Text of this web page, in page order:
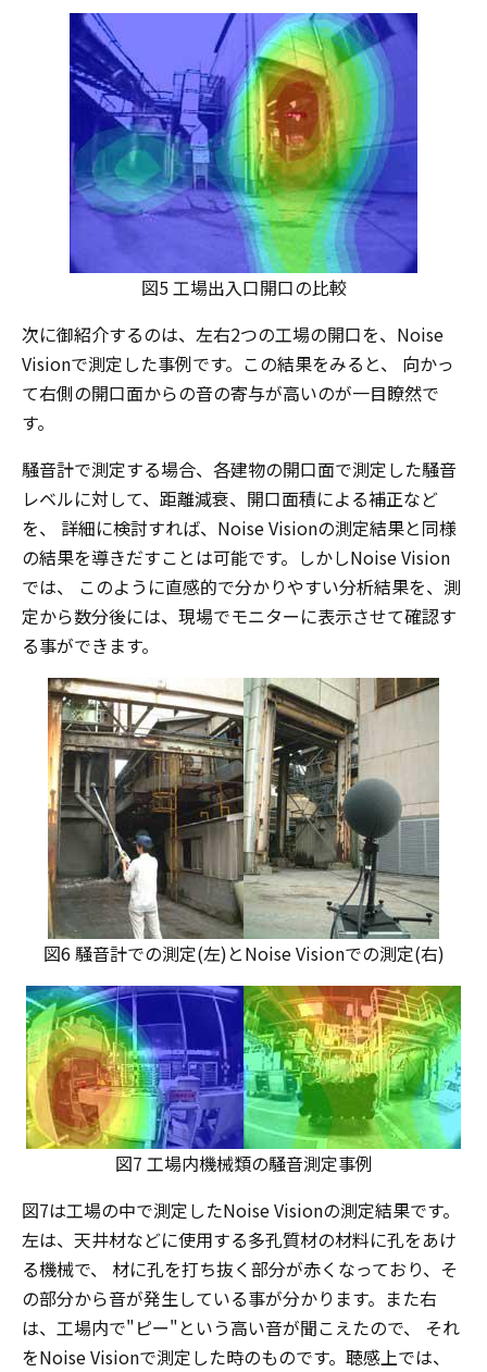
図5 工場出入口開口の比較
次に御紹介するのは、左右2つの工場の開口を、Noise
Visionで測定した事例です。この結果をみると、 向かっ
て右側の開口面からの音の寄与が高いのが一目瞭然で
す。
騒音計で測定する場合、各建物の開口面で測定した騒音
レベルに対して、距離減衰、開口面積による補正など
を、 詳細に検討すれば、Noise Visionの測定結果と同様
の結果を導きだすことは可能です。しかしNoise Vision
では、 このように直感的で分かりやすい分析結果を、測
定から数分後には、現場でモニターに表示させて確認す
る事ができます。
図6 騒音計での測定(左)とNoise Visionでの測定(右)
図7 工場内機械類の騒音測定事例
図7は工場の中で測定したNoise Visionの測定結果です。
左は、天井材などに使用する多孔質材の材料に孔をあけ
る機械で、 材に孔を打ち抜く部分が赤くなっており、そ
の部分から音が発生している事が分かります。また右
は、工場内で"ピー"という高い音が聞こえたので、 それ
をNoise Visionで測定した時のものです。聴感上では、